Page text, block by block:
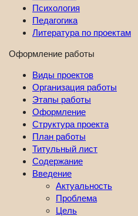
Психология
Педагогика
Литература по проектам
Оформление работы
Виды проектов
Организация работы
Этапы работы
Оформление
Структура проекта
План работы
Титульный лист
Содержание
Введение
Актуальность
Проблема
Цель